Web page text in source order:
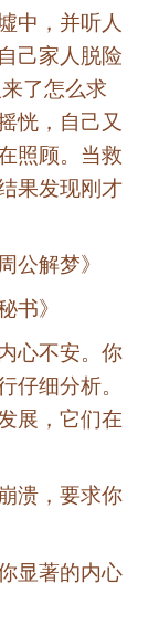
中，并听人
己家人脱险
了怎么求
恍，自己又
照顾。当救
果发现刚才
公解梦》
书》
心不安。你
仔细分析。
展，它们在
溃，要求你
显著的内心